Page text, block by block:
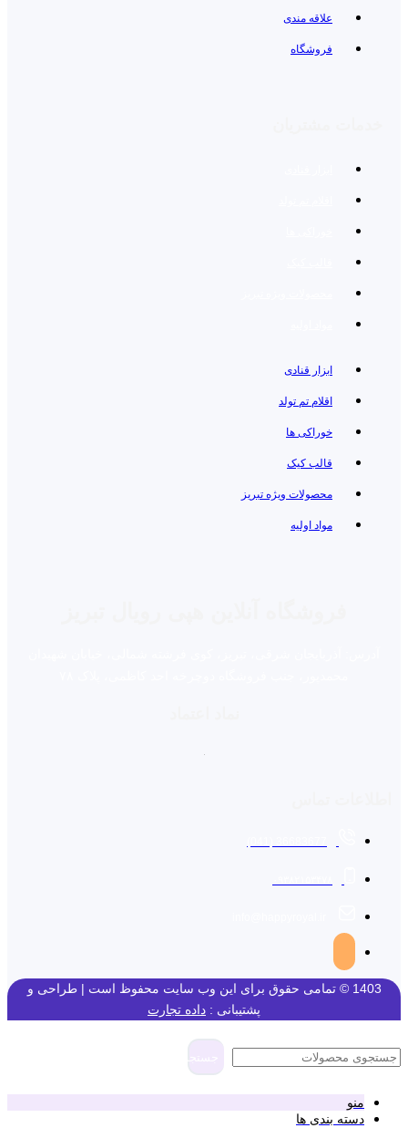
علاقه مندی
فروشگاه
ابزار قنادی
اقلام تم تولد
خوراکی ها
قالب کیک
محصولات ویژه تبریز
مواد اولیه
1403 © تمامی حقوق برای این وب سایت محفوظ است | طراحی و
پشتیبانی : داده تجارت
منو
دسته بندی ها